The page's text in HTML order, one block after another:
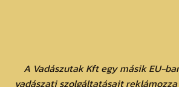
A Vadászutak Kft egy másik EU-
vadászati szolgáltatásait